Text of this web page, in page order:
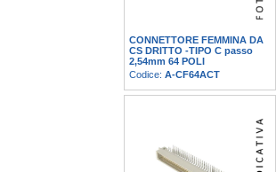
CONNETTORE FEMMINA DA
CS DRITTO -TIPO C passo
2,54mm 64 POLI
Codice: A-CF64ACT